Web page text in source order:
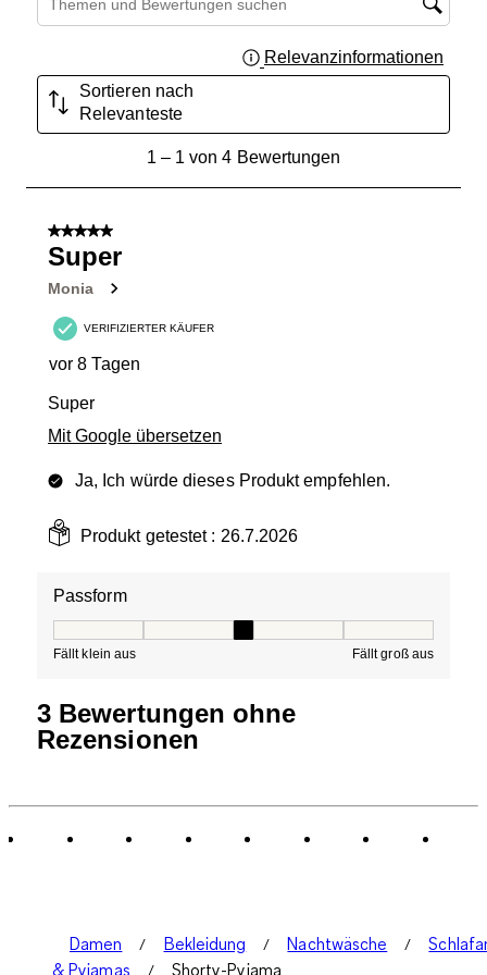
Relevanzinformationen
Sortieren nach
Relevanteste
von
Bewertungen.
1– 1 von 4 Bewertungen
5 von 5 Sternen.
Super
Monia
VERIFIZIERTER KÄUFER
vor 8 Tagen
Super
Mit Google übersetzen
Ja, Ich würde dieses Produkt empfehlen.
Produkt getestet : 26.7.2026
Passform
Fällt klein aus Fällt groß aus
3 Bewertungen ohne
Rezensionen
Damen Bekleidung Nachtwäsche
& Pyjamas
Shorty-Pyjama